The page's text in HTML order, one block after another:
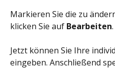
Markieren Sie die zu
klicken Sie auf Bearbeiten.
Jetzt können Sie Ihre
eingeben. Anschließend